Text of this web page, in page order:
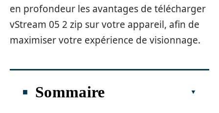
en profondeur les avantages de télécharger
vStream 05 2 zip sur votre appareil, afin de
maximiser votre expérience de visionnage.
Sommaire